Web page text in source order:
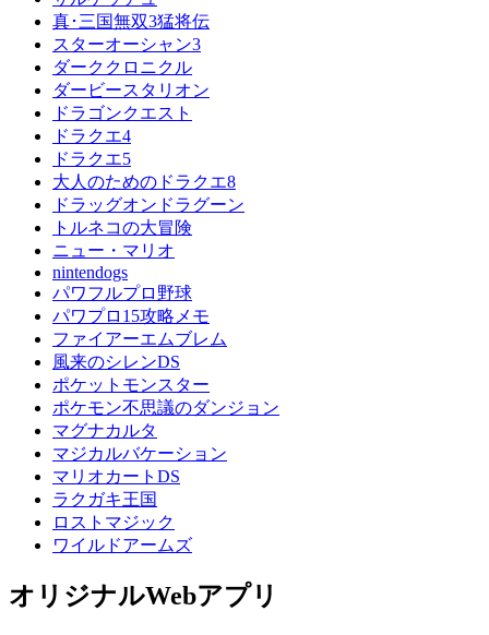
真･三国無双3猛将伝
スターオーシャン3
ダーククロニクル
ダービースタリオン
ドラゴンクエスト
ドラクエ4
ドラクエ5
大人のためのドラクエ8
ドラッグオンドラグーン
トルネコの大冒険
ニュー・マリオ
nintendogs
パワフルプロ野球
パワプロ15攻略メモ
ファイアーエムブレム
風来のシレンDS
ポケットモンスター
ポケモン不思議のダンジョン
マグナカルタ
マジカルバケーション
マリオカートDS
ラクガキ王国
ロストマジック
ワイルドアームズ
オリジナルWebアプリ